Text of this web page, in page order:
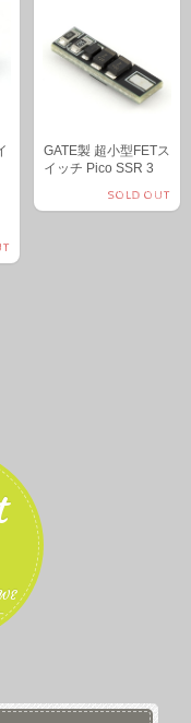
GATE製 超小型FETス
イッチ Pico SSR 3
SOLD OUT